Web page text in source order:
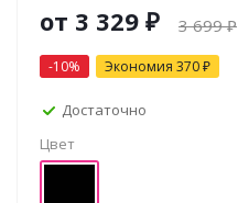
от 3 329 ₽ 3 699 ₽
-10% Экономия 370 ₽
Достаточно
Цвет